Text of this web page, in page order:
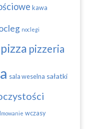
kawa
noclegi
pizza pizzeria
sala weselna sałatki
wczasy